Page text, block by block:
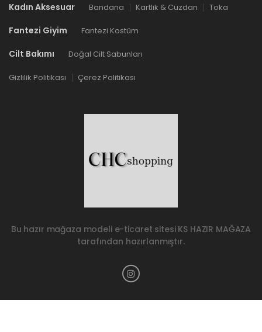
Kadın Aksesuar Bandana Kartlık & Cüzdan Toka
Fantezi Giyim Fantezi Kostüm
Cilt Bakımı Doğal Cilt Sabunları
Gizlilik Politikası Çerez Politikası
Bu hazır mağaza modeli e-ticaret sitesi KS HAZIR MAĞAZA
tarafından hazırlanmıştır.